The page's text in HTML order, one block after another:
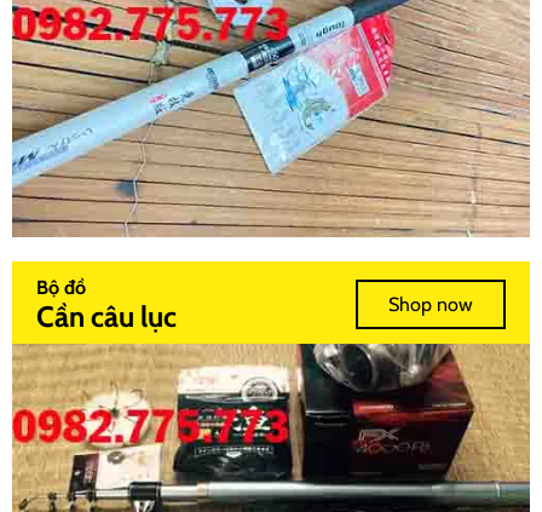
Bộ đồ
Cần câu lục Shop now